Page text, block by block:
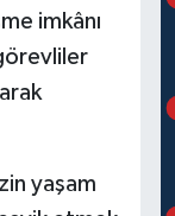
imkânı
yaşam